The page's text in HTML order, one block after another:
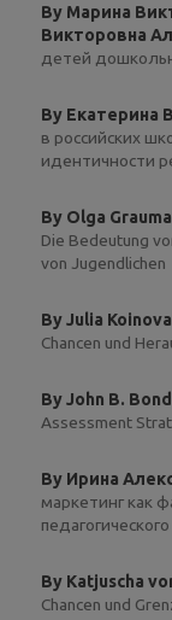
By Марина
Викторовна
детей
By Екатерина
в российских
идентичности
By Olga
Die Bedeutung
von Jugendlichen
By Julia
Chancen und
By John B.
Assessment
By Ирина
маркетинг как
By Katjuscha
Chancen und